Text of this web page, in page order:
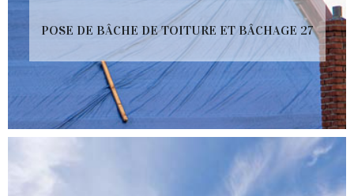
POSE DE BÂCHE DE TOITURE ET BÂCHAGE 27